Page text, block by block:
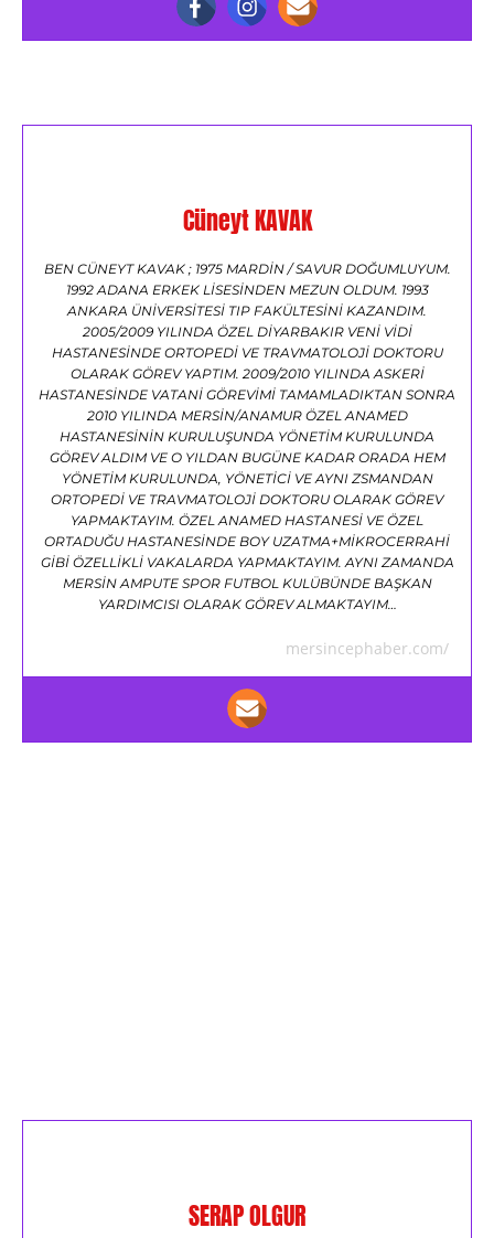
Cüneyt KAVAK
BEN CÜNEYT KAVAK ; 1975 MARDİN / SAVUR DOĞUMLUYUM.
1992 ADANA ERKEK LİSESİNDEN MEZUN OLDUM. 1993
ANKARA ÜNİVERSİTESİ TIP FAKÜLTESİNİ KAZANDIM.
2005/2009 YILINDA ÖZEL DİYARBAKIR VENİ VİDİ
HASTANESİNDE ORTOPEDİ VE TRAVMATOLOJİ DOKTORU
OLARAK GÖREV YAPTIM. 2009/2010 YILINDA ASKERİ
HASTANESİNDE VATANİ GÖREVİMİ TAMAMLADIKTAN SONRA
2010 YILINDA MERSİN/ANAMUR ÖZEL ANAMED
HASTANESİNİN KURULUŞUNDA YÖNETİM KURULUNDA
GÖREV ALDIM VE O YILDAN BUGÜNE KADAR ORADA HEM
YÖNETİM KURULUNDA, YÖNETİCİ VE AYNI ZSMANDAN
ORTOPEDİ VE TRAVMATOLOJİ DOKTORU OLARAK GÖREV
YAPMAKTAYIM. ÖZEL ANAMED HASTANESİ VE ÖZEL
ORTADUĞU HASTANESİNDE BOY UZATMA+MİKROCERRAHİ
GİBİ ÖZELLİKLİ VAKALARDA YAPMAKTAYIM. AYNI ZAMANDA
MERSİN AMPUTE SPOR FUTBOL KULÜBÜNDE BAŞKAN
YARDIMCISI OLARAK GÖREV ALMAKTAYIM…
mersincephaber.com/
SERAP OLGUR